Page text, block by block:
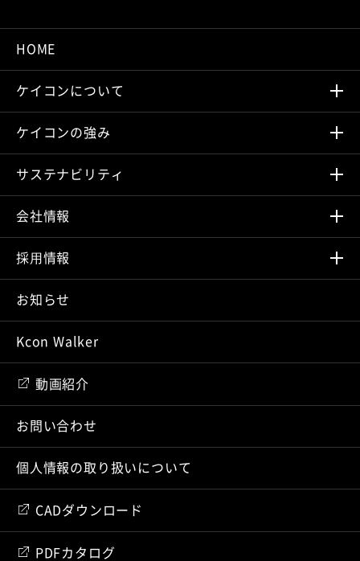
HOME
ケイコンについて
ケイコンの強み
サステナビリティ
会社情報
採⽤情報
お知らせ
Kcon Walker
動画紹介
お問い合わせ
個人情報の取り扱いについて
CADダウンロード
PDFカタログ